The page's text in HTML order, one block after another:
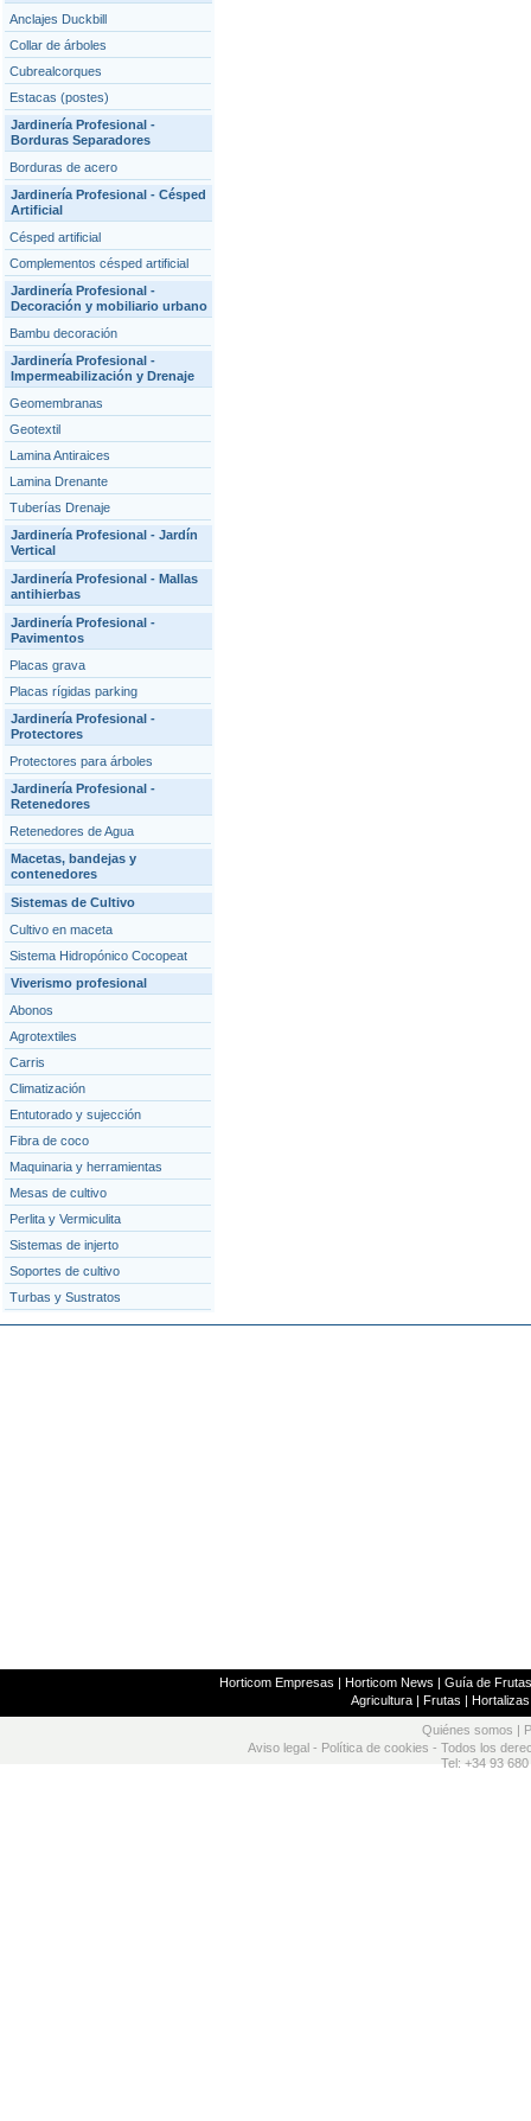
Anclajes Duckbill
Collar de árboles
Cubrealcorques
Estacas (postes)
Jardinería Profesional -
Borduras Separadores
Borduras de acero
Jardinería Profesional - Césped
Artificial
Césped artificial
Complementos césped artificial
Jardinería Profesional -
Decoración y mobiliario urbano
Bambu decoración
Jardinería Profesional -
Impermeabilización y Drenaje
Geomembranas
Geotextil
Lamina Antiraices
Lamina Drenante
Tuberías Drenaje
Jardinería Profesional - Jardín
Vertical
Jardinería Profesional - Mallas
antihierbas
Jardinería Profesional -
Pavimentos
Placas grava
Placas rígidas parking
Jardinería Profesional -
Protectores
Protectores para árboles
Jardinería Profesional -
Retenedores
Retenedores de Agua
Macetas, bandejas y
contenedores
Sistemas de Cultivo
Cultivo en maceta
Sistema Hidropónico Cocopeat
Viverismo profesional
Abonos
Agrotextiles
Carris
Climatización
Entutorado y sujección
Fibra de coco
Maquinaria y herramientas
Mesas de cultivo
Perlita y Vermiculita
Sistemas de injerto
Soportes de cultivo
Turbas y Sustratos
Horticom Empresas | Horticom News | Guía de
Agricultura| Frutas | Hortalizas
Quiénes somos
Aviso legal - Política de cookies - Todos los
Tel: +34 93